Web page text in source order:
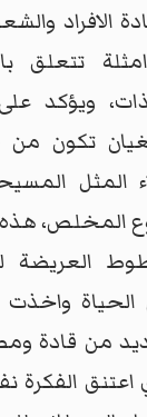
الافراد
تتعلق
ويؤكد
تكون من
المثل
المخلص، هذه
العريضة
واخذت
من قادة
الفكرة